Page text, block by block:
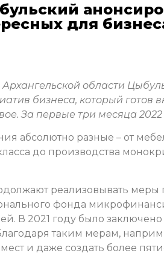
для
Архангельской области
бизнеса, который готов
За первые три месяца
абсолютно разные – от
до производства
реализовывать меры
фонда
В 2021 году было
таким мерам,
и даже создать более